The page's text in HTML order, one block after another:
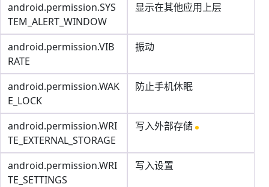
android.permission.SYS
TEM_ALERT_WINDOW
显示在其他应用上层
android.permission.VIB
RATE
振动
android.permission.WAK
E_LOCK
防止手机休眠
android.permission.WRI
TE_EXTERNAL_STORAGE
写入外部存储
android.permission.WRI
TE_SETTINGS
写入设置